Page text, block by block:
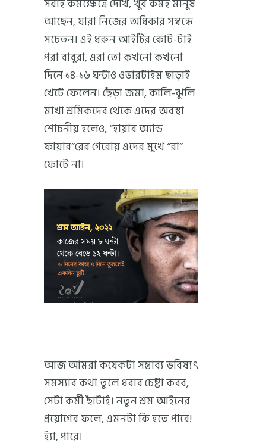
সবাই কর্মক্ষেত্রে দেখি, খুব কমই মানুষ
আছেন, যারা নিজের অধিকার সম্বন্ধে
সচেতন। এই ধরুন আইটির কোট-টাই
পরা বাবুরা, এরা তো কখনো কখনো
দিনে ১৪-১৬ ঘন্টাও ওভারটাইম ছাড়াই
খেটে ফেলেন। ছেঁড়া জমা, কালি-ঝুলি
মাখা শ্রমিকদের থেকে এদের অবস্থা
শোচনীয় হলেও, “হায়ার অ্যান্ড
ফায়ার”রের গেরোয় এদের মুখে “রা”
ফোটে না।
আজ আমরা কয়েকটা সম্ভাব্য ভবিষ্যৎ
সমস্যার কথা তুলে ধরার চেষ্টা করব,
সেটা কর্মী ছাঁটাই। নতুন শ্রম আইনের
প্রয়োগের ফলে, এমনটা কি হতে পারে!
হ্যাঁ, পারে।